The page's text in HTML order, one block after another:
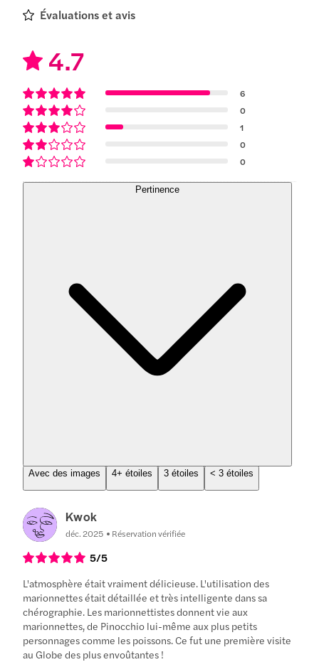
Évaluations et avis
4.7
6
0
1
0
0
Pertinence
Avec des images 4+ étoiles 3 étoiles < 3 étoiles
Kwok
déc. 2025 Réservation vérifiée
5/5
L'atmosphère était vraiment délicieuse. L'utilisation des
marionnettes était détaillée et très intelligente dans sa
chérographie. Les marionnettistes donnent vie aux
marionnettes, de Pinocchio lui-même aux plus petits
personnages comme les poissons. Ce fut une première visite
au Globe des plus envoûtantes !